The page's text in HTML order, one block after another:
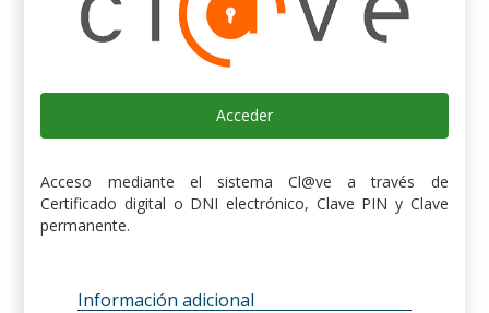
Acceder
Acceso mediante el sistema Cl@ve a través de
Certificado digital o DNI electrónico, Clave PIN y Clave
permanente.
Información adicional